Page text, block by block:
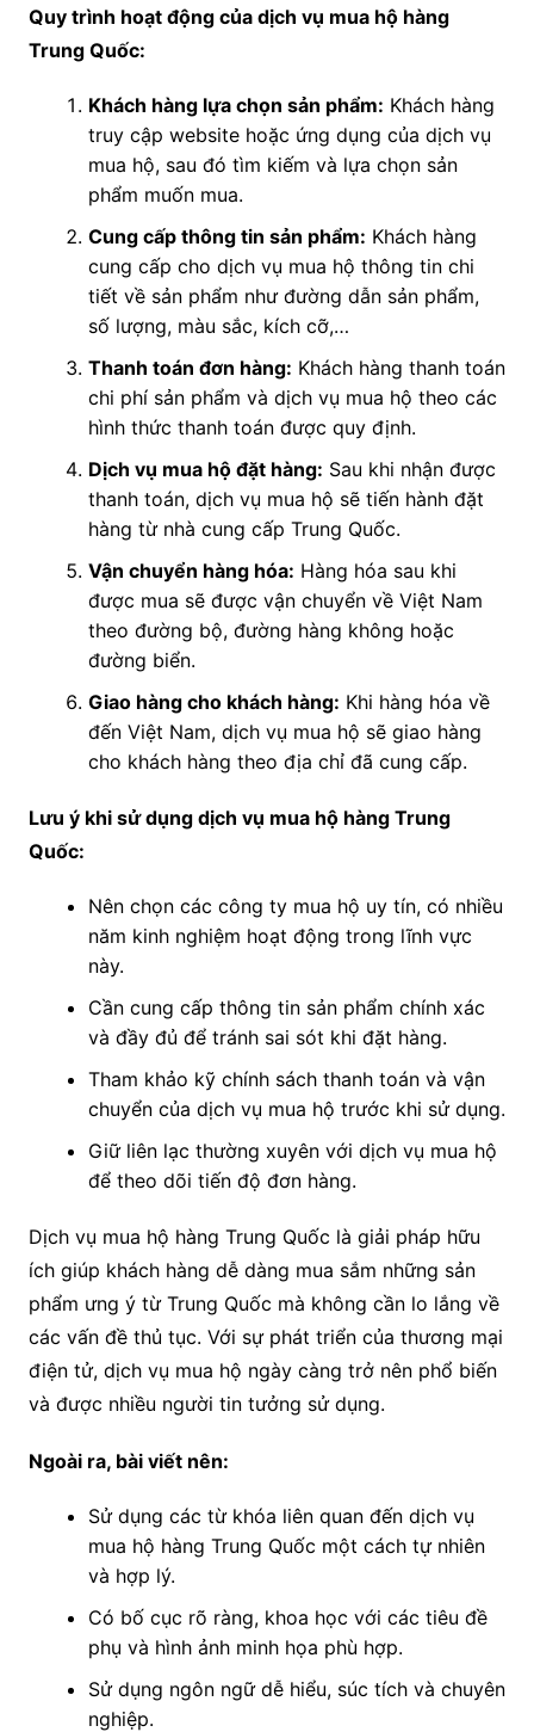
Quy trình hoạt động của dịch vụ mua hộ hàng
Trung Quốc:
Khách hàng lựa chọn sản phẩm: Khách hàng
truy cập website hoặc ứng dụng của dịch vụ
mua hộ, sau đó tìm kiếm và lựa chọn sản
phẩm muốn mua.
Cung cấp thông tin sản phẩm: Khách hàng
cung cấp cho dịch vụ mua hộ thông tin chi
tiết về sản phẩm như đường dẫn sản phẩm,
số lượng, màu sắc, kích cỡ,…
Thanh toán đơn hàng: Khách hàng thanh toán
chi phí sản phẩm và dịch vụ mua hộ theo các
hình thức thanh toán được quy định.
Dịch vụ mua hộ đặt hàng: Sau khi nhận được
thanh toán, dịch vụ mua hộ sẽ tiến hành đặt
hàng từ nhà cung cấp Trung Quốc.
Vận chuyển hàng hóa: Hàng hóa sau khi
được mua sẽ được vận chuyển về Việt Nam
theo đường bộ, đường hàng không hoặc
đường biển.
Giao hàng cho khách hàng: Khi hàng hóa về
đến Việt Nam, dịch vụ mua hộ sẽ giao hàng
cho khách hàng theo địa chỉ đã cung cấp.
Lưu ý khi sử dụng dịch vụ mua hộ hàng Trung
Quốc:
Nên chọn các công ty mua hộ uy tín, có nhiều
năm kinh nghiệm hoạt động trong lĩnh vực
này.
Cần cung cấp thông tin sản phẩm chính xác
và đầy đủ để tránh sai sót khi đặt hàng.
Tham khảo kỹ chính sách thanh toán và vận
chuyển của dịch vụ mua hộ trước khi sử dụng.
Giữ liên lạc thường xuyên với dịch vụ mua hộ
để theo dõi tiến độ đơn hàng.
Dịch vụ mua hộ hàng Trung Quốc là giải pháp hữu
ích giúp khách hàng dễ dàng mua sắm những sản
phẩm ưng ý từ Trung Quốc mà không cần lo lắng về
các vấn đề thủ tục. Với sự phát triển của thương mại
điện tử, dịch vụ mua hộ ngày càng trở nên phổ biến
và được nhiều người tin tưởng sử dụng.
Ngoài ra, bài viết nên:
Sử dụng các từ khóa liên quan đến dịch vụ
mua hộ hàng Trung Quốc một cách tự nhiên
và hợp lý.
Có bố cục rõ ràng, khoa học với các tiêu đề
phụ và hình ảnh minh họa phù hợp.
Sử dụng ngôn ngữ dễ hiểu, súc tích và chuyên
nghiệp.